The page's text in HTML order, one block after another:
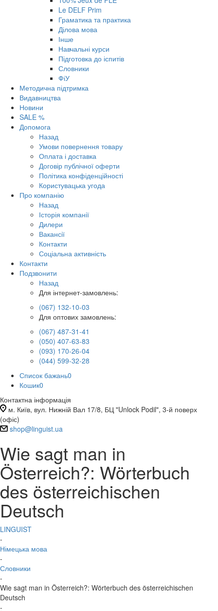
Le DELF Prim
Граматика та практика
Ділова мова
Інше
Навчальні курси
Підготовка до іспитів
Словники
ФіУ
Методична підтримка
Видавництва
Новини
SALE %
Допомога
Назад
Умови повернення товару
Оплата і доставка
Договір публічної оферти
Політика конфіденційності
Користувацька угода
Про компанію
Назад
Історія компанії
Дилери
Вакансії
Контакти
Соціальна активність
Контакти
Подзвонити
Назад
Для інтернет-замовлень:
(067) 132-10-03
Для оптових замовлень:
(067) 487-31-41
(050) 407-63-83
(093) 170-26-04
(044) 599-32-28
Список бажань0
Кошик0
Контактна інформація
м. Київ, вул. Нижній Вал 17/8, БЦ "Unlock Podil", 3-й поверх
(офіс)
shop@linguist.ua
Wie sagt man in
Österreich?: Wörterbuch
des österreichischen
Deutsch
LINGUIST
-
Німецька мова
-
Словники
-
Wie sagt man in Österreich?: Wörterbuch des österreichischen
Deutsch
-